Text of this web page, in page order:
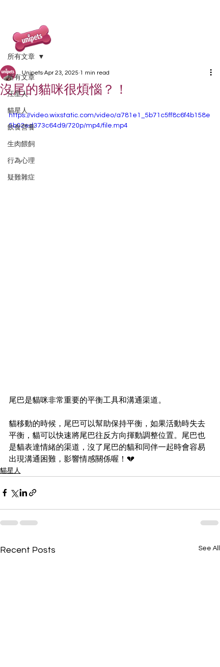
所有文章
汪星人
貓星人
飲食營養
生肉餵飼
行為心理
疑難雜症
所有文章
沒尾的貓咪很煩惱？！
Unipets Apr 23, 2025 1 min read
https://video.wixstatic.com/video/a781e1_5b71c5ff8c6f4b158e
5b02ed373c64d9/720p/mp4/file.mp4
尾巴是貓咪非常重要的平衡工具和溝通渠道。
貓移動的時候，尾巴可以幫助保持平衡，如果活動時失去
平衡，貓可以快速將尾巴往反方向揮動調整位置。尾巴也
是貓表達情緒的渠道，沒了尾巴的貓和同伴一起時會容易
出現溝通困難，影響情感關係喔！💔
貓星人
Recent Posts See All